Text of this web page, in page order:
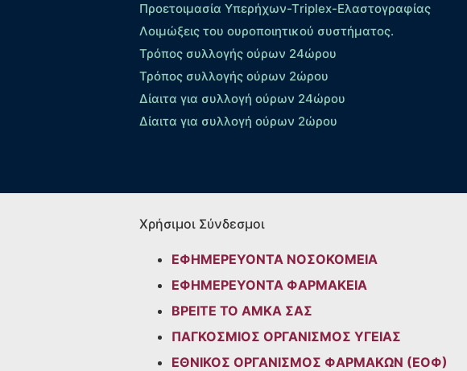
Προετοιμασία Υπερήχων-Τriplex-Ελαστογραφίας
Λοιμώξεις του ουροποιητικού συστήματος.
Τρόπος συλλογής ούρων 24ώρου
Τρόπος συλλογής ούρων 2ώρου
Δίαιτα για συλλογή ούρων 24ώρου
Δίαιτα για συλλογή ούρων 2ώρου
Χρήσιμοι Σύνδεσμοι
ΕΦΗΜΕΡΕΥΟΝΤΑ ΝΟΣΟΚΟΜΕΙΑ
ΕΦΗΜΕΡΕΥΟΝΤΑ ΦΑΡΜΑΚΕΙΑ
ΒΡΕΙΤΕ ΤΟ ΑΜΚΑ ΣΑΣ
ΠΑΓΚΟΣΜΙΟΣ ΟΡΓΑΝΙΣΜΟΣ ΥΓΕΙΑΣ
ΕΘΝΙΚΟΣ ΟΡΓΑΝΙΣΜΟΣ ΦΑΡΜΑΚΩΝ (ΕΟΦ)